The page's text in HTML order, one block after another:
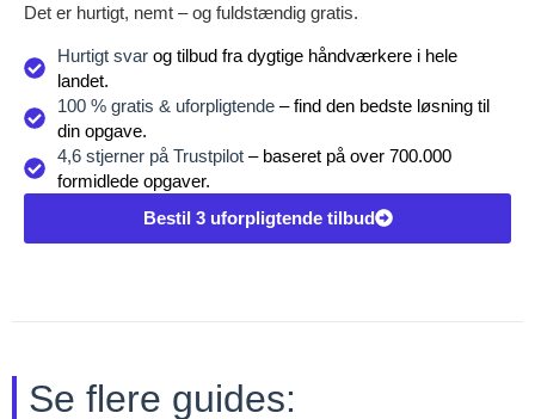
Det er hurtigt, nemt – og fuldstændig gratis.
Hurtigt svarog tilbud fra dygtige håndværkere i hele
landet.
100 % gratis & uforpligtende– find den bedste løsning til
din opgave.
4,6 stjerner på Trustpilot– baseret på over 700.000
formidlede opgaver.
Bestil 3 uforpligtende tilbud
Se flere guides: